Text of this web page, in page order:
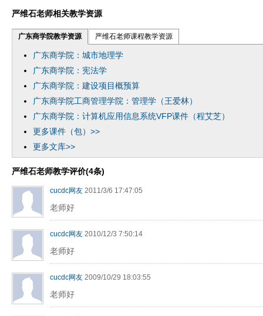
严维石老师相关教学资源
广东商学院教学资源 严维石老师课程教学资源
广东商学院：城市地理学
广东商学院：宪法学
广东商学院：建设项目概预算
广东商学院工商管理学院：管理学（王爱林）
广东商学院：计算机应用信息系统VFP课件（程艾芝）
更多课件（包）>>
更多文库>>
严维石老师教学评价(4条)
cucdc网友 2011/3/6 17:47:05
老师好
cucdc网友 2010/12/3 7:50:14
老师好
cucdc网友 2009/10/29 18:03:55
老师好